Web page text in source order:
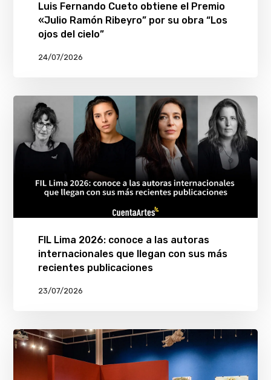
Luis Fernando Cueto obtiene el Premio
«Julio Ramón Ribeyro” por su obra “Los
ojos del cielo”
24/07/2026
FIL Lima 2026: conoce a las autoras
internacionales que llegan con sus más
recientes publicaciones
23/07/2026